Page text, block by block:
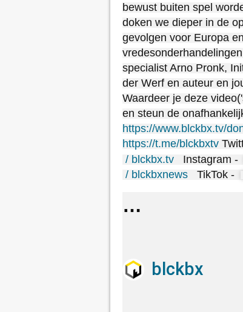
bewust buiten spel
doken we dieper in de
gevolgen voor Europa
specialist Arno Pronk,
der Werf en auteur en
Waardeer je deze
en steun de
https://www.blckbx.tv/
https://t.me/blckbxtv
/ blckbx.tv
Instagram -
/ blckbxnews
TikTok -
blckbx